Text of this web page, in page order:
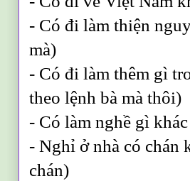
- Có đi làm thiện
mà)
- Có đi làm thêm gì
theo lệnh bà mà thôi)
- Có làm nghề gì
- Nghỉ ở nhà có chán
chán)